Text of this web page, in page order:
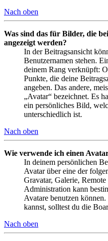
Nach oben
Was sind das für Bilder, die
angezeigt werden?
In der Beitragsansicht
Benutzernamen stehen.
deinem Rang verknüpft:
Punkte, die deine
angeben. Das andere,
„Avatar“ bezeichnet. Es
ein persönliches Bild,
unterschiedlich ist.
Nach oben
Wie verwende ich einen
In deinem persönlichen
Avatar über eine der
Gravatar, Galerie,
Administration kann
Avatare benutzen
kannst, solltest du die
Nach oben